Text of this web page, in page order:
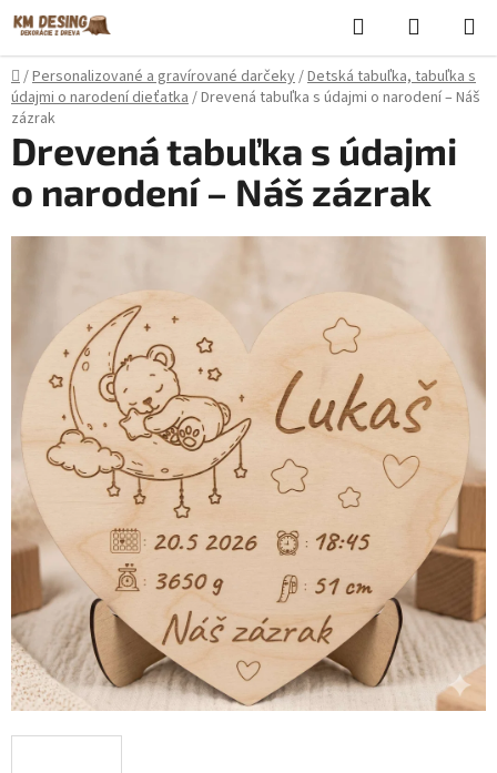
Prejsť
na
obsah
Hľadať
KOŠÍK
Domov
/Personalizované a gravírované darčeky/Detská tabuľka, tabuľka s
údajmi o narodení dieťatka/Drevená tabuľka s údajmi o narodení – Náš
zázrak
Drevená tabuľka s údajmi
o narodení – Náš zázrak